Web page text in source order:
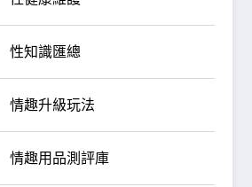
性知識匯總
情趣升級玩法
情趣用品測評庫